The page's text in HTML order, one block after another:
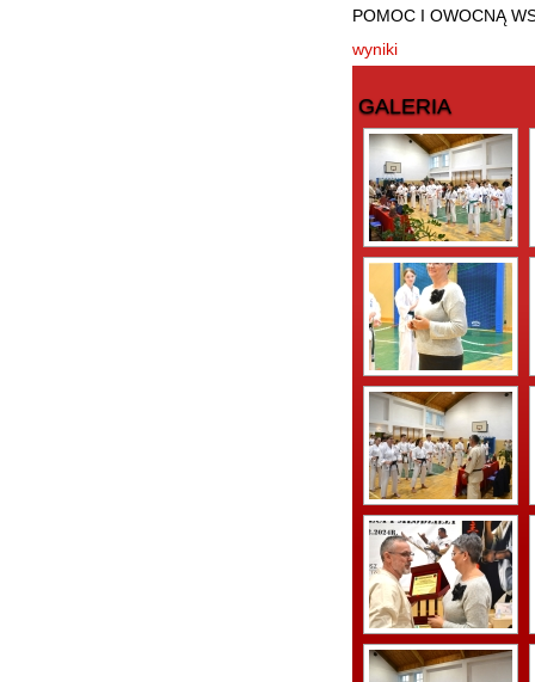
POMOC I OWOCNĄ
wyniki
GALERIA